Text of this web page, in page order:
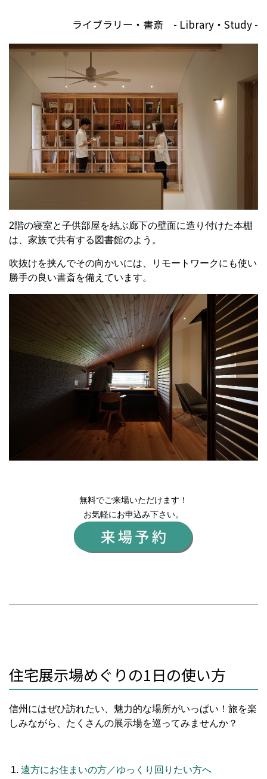
ライブラリー・書斎 - Library・Study -
2階の寝室と子供部屋を結ぶ廊下の壁面に造り付けた本棚
は、家族で共有する図書館のよう。
吹抜けを挟んでその向かいには、リモートワークにも使い
勝手の良い書斎を備えています。
無料でご来場いただけます！
お気軽にお申込み下さい。
住宅展示場めぐりの1日の使い方
信州にはぜひ訪れたい、魅力的な場所がいっぱい！旅を楽
しみながら、たくさんの展示場を巡ってみませんか？
遠方にお住まいの方／ゆっくり回りたい方へ